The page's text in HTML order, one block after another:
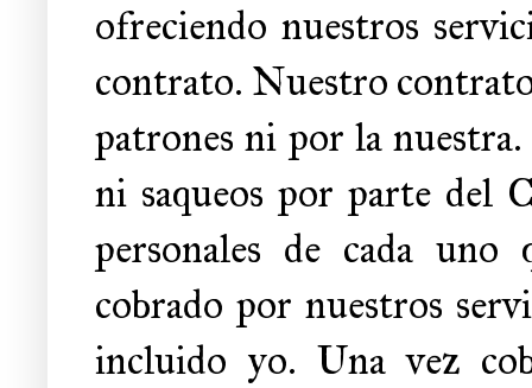
ofreciendo nuestros
contrato. Nuestro
patrones ni por la
ni saqueos por parte del
personales de cada uno
cobrado por nuestros
incluido yo. Una vez